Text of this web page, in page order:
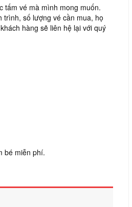
tấm vé mà mình mong muốn.
trình, số lượng vé cần mua, họ
hàng sẽ liên hệ lại với quý
bé miễn phí.